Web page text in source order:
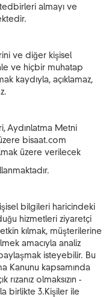
almayı ve
ve diğer kişisel
ve hiçbir muhatap
kaydıyla, açıklamaz,
Aydınlatma Metni
bisaat.com
üzere verilecek
bilgileri haricindeki
hizmetleri ziyaretçi
kılmak, müşterilerine
amacıyla analiz
isteyebilir. Bu
Kanunu kapsamında
olmaksızın -
birlikte 3.Kişiler ile